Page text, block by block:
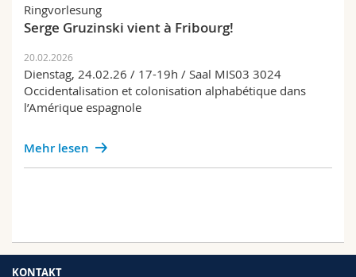
Ringvorlesung
Serge Gruzinski vient à Fribourg!
20.02.2026
Dienstag, 24.02.26 / 17-19h / Saal MIS03 3024
Occidentalisation et colonisation alphabétique dans
l’Amérique espagnole
Mehr lesen
KONTAKT